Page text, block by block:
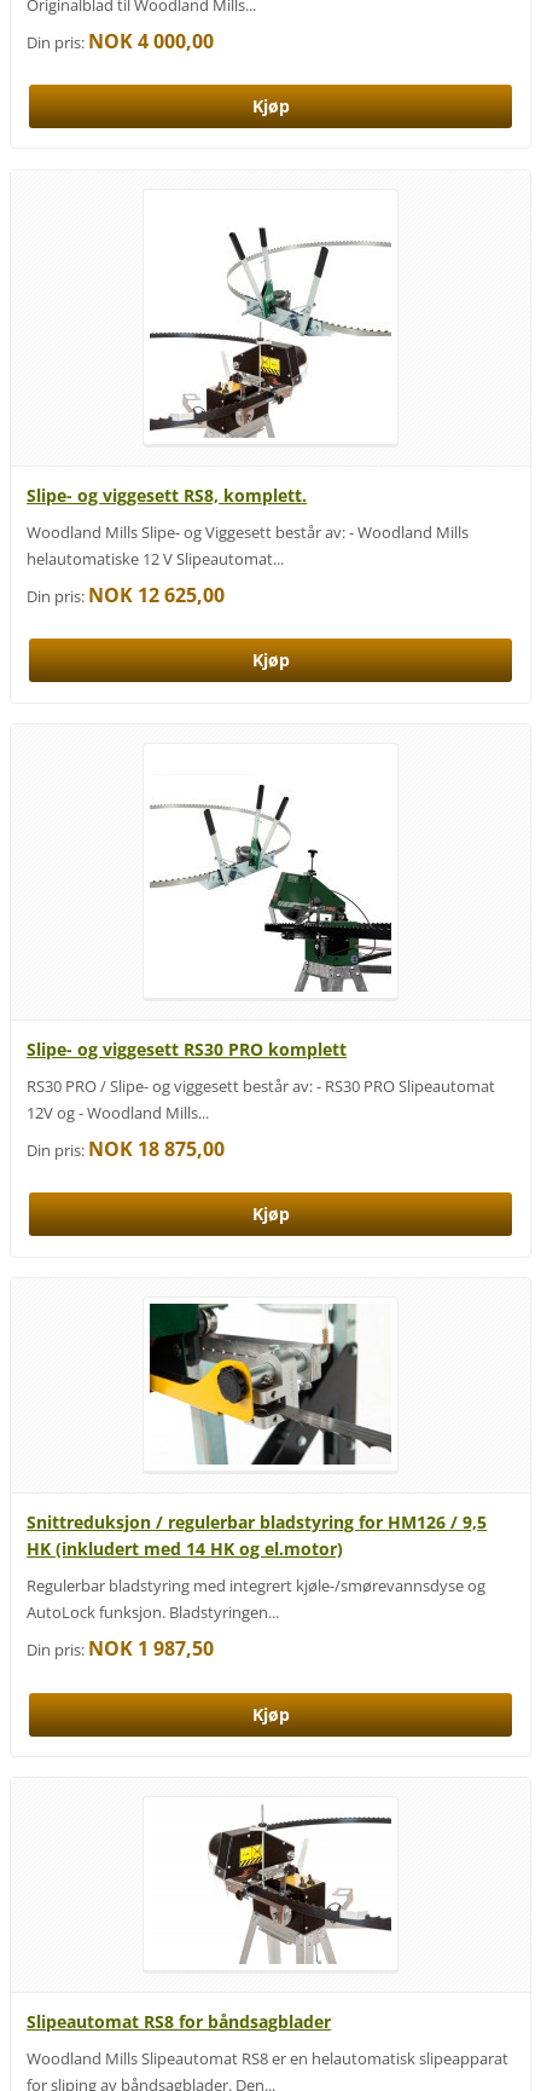
Originalblad til Woodland Mills...
Din pris: NOK 4 000,00
Slipe- og viggesett RS8, komplett.
Woodland Mills Slipe- og Viggesett består av: - Woodland Mills
helautomatiske 12 V Slipeautomat...
Din pris: NOK 12 625,00
Slipe- og viggesett RS30 PRO komplett
RS30 PRO / Slipe- og viggesett består av: - RS30 PRO Slipeautomat
12V og - Woodland Mills...
Din pris: NOK 18 875,00
Snittreduksjon / regulerbar bladstyring for HM126 / 9,5
HK (inkludert med 14 HK og el.motor)
Regulerbar bladstyring med integrert kjøle-/smørevannsdyse og
AutoLock funksjon. Bladstyringen...
Din pris: NOK 1 987,50
Slipeautomat RS8 for båndsagblader
Woodland Mills Slipeautomat RS8 er en helautomatisk slipeapparat
for sliping av båndsagblader. Den...